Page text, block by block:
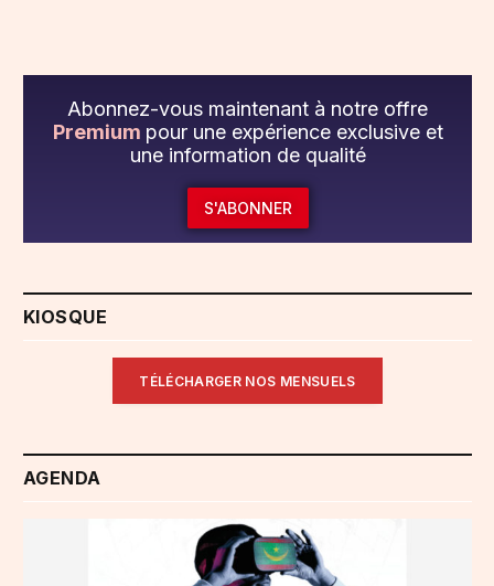
Abonnez-vous maintenant à notre offre
Premium pour une expérience exclusive et
une information de qualité
S'ABONNER
KIOSQUE
TÉLÉCHARGER NOS MENSUELS
AGENDA